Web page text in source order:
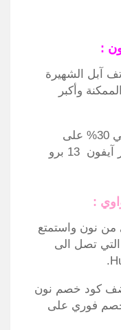
:
آبل الشهيرة
وأكبر
حيث يعرض نون تنزيلات تصل إلي 30% على
هواتف آيفون الجديدة مثل إصدار آيفون 13 برو
:
من نون واستمتع
التي تصل الى
كود خصم نون
خصم فوري على